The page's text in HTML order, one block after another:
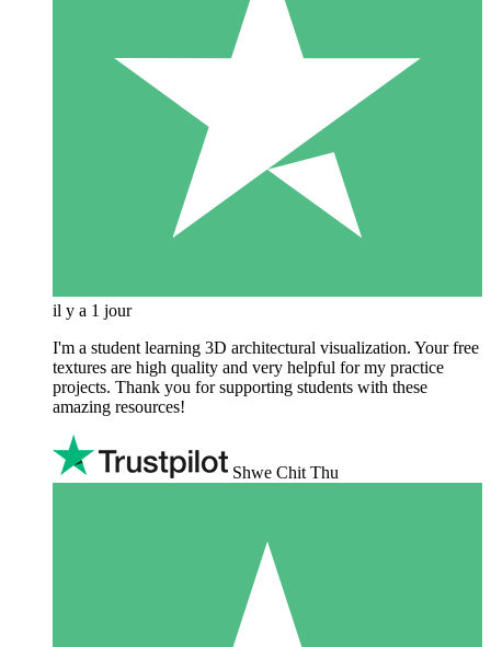
il y a 1 jour
I'm a student learning 3D architectural visualization. Your free
textures are high quality and very helpful for my practice
projects. Thank you for supporting students with these
amazing resources!
Shwe Chit Thu